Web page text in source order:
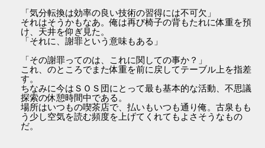
「気分転換は効率の良い技術の習得には不可欠」
それはそうかもなあ。俺は再び椅子の背もたれに体重を預
け、天井を仰ぎ見た。
「それに、謝罪という意味もある」
「その謝罪ってのは、これに関しての事か？」
これ、のところでまた体重を前に戻してテーブル上を指差
す。
ちなみに今はＳＯＳ団にとって最も基本的な活動、不思議
探索の休憩時間中である。
場所はいつもの喫茶店で、払いもいつも通り俺。古泉もも
う少し空気を読む頻度を上げてくれてもよさそうなもの
だ。